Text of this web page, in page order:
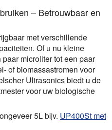
– Betrouwbaar en
met verschillende
Of u nu kleine
microliter tot een paar
of biomassastromen voor
Ultrasonics biedt u de
voor uw biologische
5L bijv. UP400St met